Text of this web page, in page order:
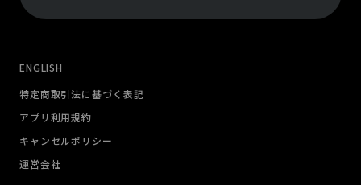
ENGLISH
特定商取引法に基づく表記
アプリ利用規約
キャンセルポリシー
運営会社